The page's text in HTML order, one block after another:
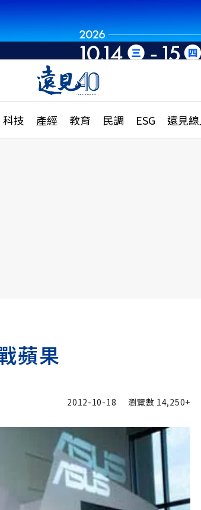
科技 產經 教育 民調 ESG 遠見
特輯
大學升學、職涯攻略
縣市施政調查全解析
蘋果
2012-10-18 瀏覽數 14,250+